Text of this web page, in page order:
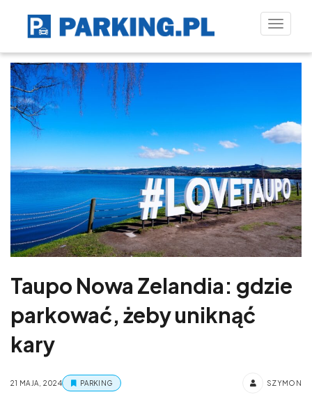
Toggle
Taupo Nowa Zelandia: gdzie
parkować, żeby uniknąć
kary
21 MAJA, 2024 PARKING SZYMON